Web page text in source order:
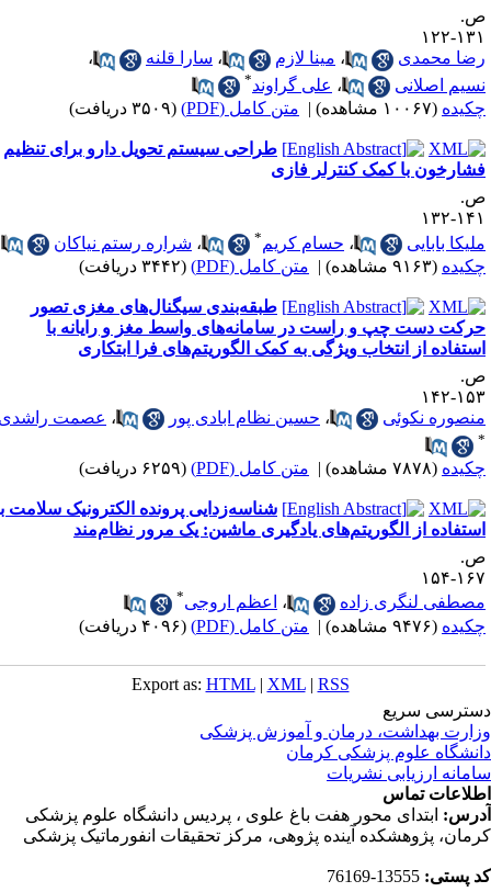
۱۲۲
محمدی
،مینا لازم ،سارا قلنه
،
اصلانی
،علی گراوند*
(۱۰۰۶۷ مشاهده) | متن کامل (PDF) (۳۵۰۹ دریافت)
طراحی سیستم تحویل دارو برای تنظیم
با کمک کنترلر فازی
۱۳۲
بابایی
،حسام کریم ،شراره رستم نیاکان
(۹۱۶۳ مشاهده) | متن کامل (PDF) (۳۴۴۲ دریافت)
طبقه‌بندی سیگنال‌های مغزی تصور
دست چپ و راست در سامانه‌های واسط مغز و رایانه با
از انتخاب ویژگی به کمک الگوریتم‌های فرا ‌ابتکاری
۱۴۲
نکوئی
،حسین نظام ابادی پور ،عصمت راشدی
(۷۸۷۸ مشاهده) | متن کامل (PDF) (۶۲۵۹ دریافت)
شناسه‌زدایی پرونده الکترونیک سلامت با
از الگوریتم‌های یادگیری ماشین: یک مرور نظام‌مند
۱۵۴
لنگری زاده
،اعظم اروجی
(۹۴۷۶ مشاهده) | متن کامل (PDF) (۴۰۹۶ دریافت)
Export as:HTML |XML |RSS
سریع
بهداشت، درمان و آموزش پزشکی
علوم پزشکی کرمان
ارزیابی نشریات
تماس
ابتدای محور هفت باغ علوی ، پردیس دانشگاه علوم پزشکی
پژوهشکده آینده پژوهی، مرکز تحقیقات انفورماتیک پزشکی
پستی: 13555-76169